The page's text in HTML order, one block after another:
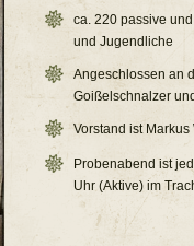
ca. 220 passive
und Jugendliche
Angeschlossen an
Goißelschnalzer
Vorstand ist
Probenabend ist
Uhr (Aktive) im